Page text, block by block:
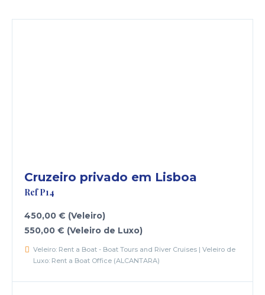
Cruzeiro privado em Lisboa
Ref P14
450,00 € (Veleiro)
550,00 € (Veleiro de Luxo)
Veleiro: Rent a Boat - Boat Tours and River Cruises | Veleiro de
Luxo: Rent a Boat Office (ALCANTARA)